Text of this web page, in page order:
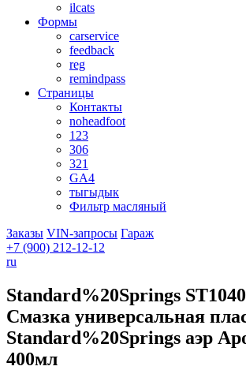
ilcats
Формы
carservice
feedback
reg
remindpass
Страницы
Контакты
noheadfoot
123
306
321
GA4
тыгыдык
Фильтр масляный
Заказы VIN-запросы Гараж
+7 (900) 212-12-12
ru
Standard%20Springs
Смазка универсальная
Standard%20Springs аэр
400мл